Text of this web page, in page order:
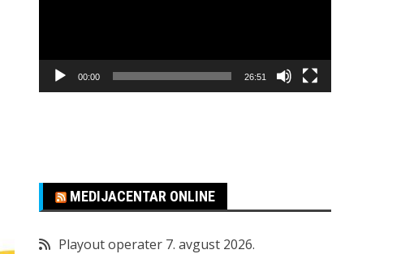
00:00 26:51
MEDIJACENTAR ONLINE
Playout operater 7. avgust 2026.